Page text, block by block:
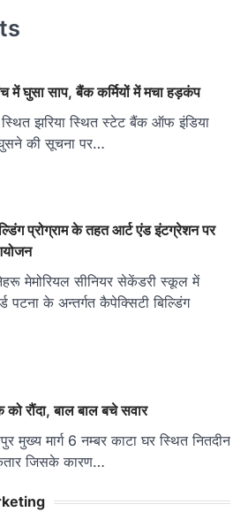
घुसा साप, बैंक कर्मियों में मचा हड़कंप
स्थित झरिया स्थित स्टेट बैंक ऑफ इंडिया
घुसने की सूचना पर…
प्रोग्राम के तहत आर्ट एंड इंटग्रेशन पर
मेमोरियल सीनियर सेकेंडरी स्कूल में
पटना के अन्तर्गत कैपेक्सिटी बिल्डिंग
रौंदा, बाल बाल बचे सवार
मुख्य मार्ग 6 नम्बर काटा घर स्थित नितदीन
जिसके कारण…